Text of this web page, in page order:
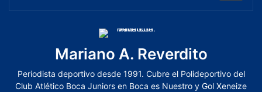
Mariano A. Reverdito
Periodista deportivo desde 1991. Cubre el Polideportivo del
Club Atlético Boca Juniors en Boca es Nuestro y Gol Xeneize